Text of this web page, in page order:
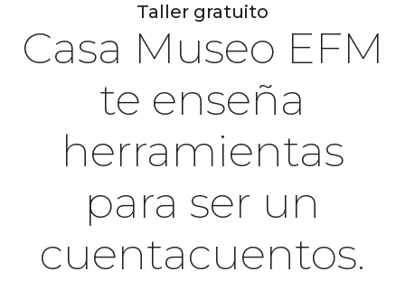
Taller gratuito
Casa Museo EFM
te enseña
herramientas
para ser un
cuentacuentos.